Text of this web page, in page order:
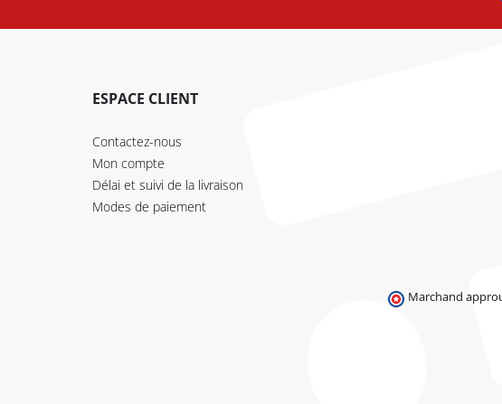
ESPACE CLIENT
Contactez-nous
Mon compte
Délai et suivi de la livraison
Modes de paiement
Marchand